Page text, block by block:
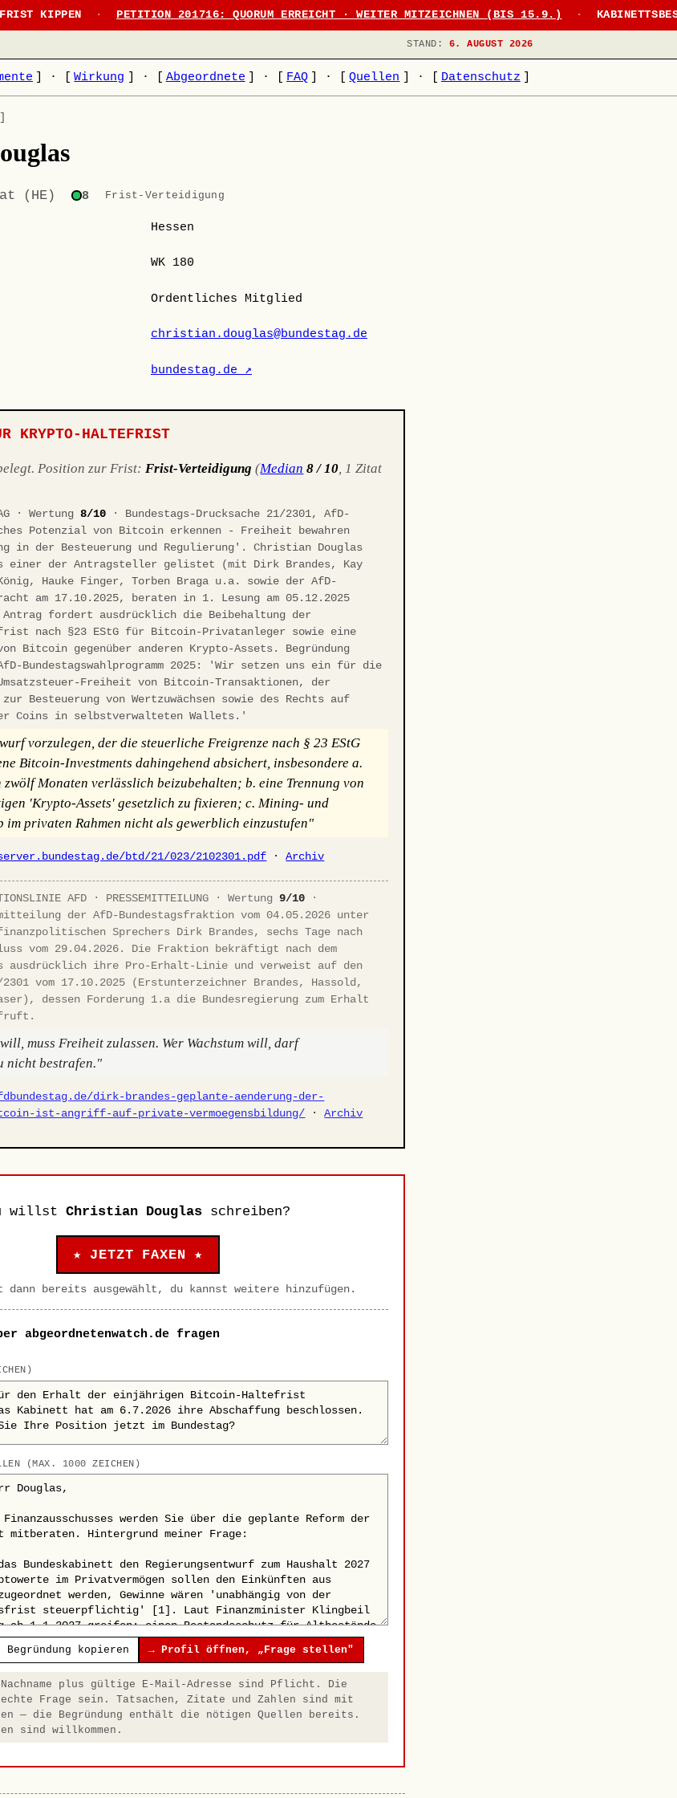
KIPPEN · PETITION 201716: QUORUM ERREICHT · WEITER MITZEICHNEN (BIS 15.9.) ·
STAND: 6. AUGUST 2026
· Wirkung · Abgeordnete · FAQ · Quellen · Datenschutz
]
(HE) 8 Frist-Verteidigung
Hessen
WK 180
Ordentliches Mitglied
christian.douglas@bundestag.de
bundestag.de ↗
KRYPTO-HALTEFRIST
Position zur Frist: Frist-Verteidigung (Median 8 / 10 , 1 Zitat
· Wertung8/10 · Bundestags-Drucksache 21/2301, AfD-
Potenzial von Bitcoin erkennen - Freiheit bewahren
in der Besteuerung und Regulierung'. Christian Douglas
einer der Antragsteller gelistet (mit Dirk Brandes, Kay
Hauke Finger, Torben Braga u.a. sowie der AfD-
am 17.10.2025, beraten in 1. Lesung am 05.12.2025
fordert ausdrücklich die Beibehaltung der
nach §23 EStG für Bitcoin-Privatanleger sowie eine
Bitcoin gegenüber anderen Krypto-Assets. Begründung
Bundestagswahlprogramm 2025: 'Wir setzen uns ein für die
Freiheit von Bitcoin-Transaktionen, der
Besteuerung von Wertzuwächsen sowie des Rechts auf
Coins in selbstverwalteten Wallets.'
vorzulegen, der die steuerliche Freigrenze nach § 23 EStG
Bitcoin-Investments dahingehend absichert, insbesondere a.
Monaten verlässlich beizubehalten; b. eine Trennung von
'Krypto-Assets' gesetzlich zu fixieren; c. Mining- und
privaten Rahmen nicht als gewerblich einzustufen"
btd/21/023/2102301.pdf ·Archiv
AFD · PRESSEMITTEILUNG · Wertung9/10 ·
der AfD-Bundestagsfraktion vom 04.05.2026 unter
Sprechers Dirk Brandes, sechs Tage nach
vom 29.04.2026. Die Fraktion bekräftigt nach dem
ausdrücklich ihre Pro-Erhalt-Linie und verweist auf den
vom 17.10.2025 (Erstunterzeichner Brandes, Hassold,
dessen Forderung 1.a die Bundesregierung zum Erhalt
muss Freiheit zulassen. Wer Wachstum will, darf
nicht bestrafen."
dirk-brandes-geplante-aenderung-der-
ist-angriff-auf-private-vermoegensbildung/ ·Archiv
willst Christian Douglas schreiben?
★ JETZT FAXEN ★
dann bereits ausgewählt, du kannst weitere hinzufügen.
abgeordnetenwatch.de fragen
(MAX. 1000 ZEICHEN)
Begründung kopieren → Profil öffnen, „Frage stellen"
plus gültige E-Mail-Adresse sind Pflicht. Die
echte Frage sein. Tatsachen, Zitate und Zahlen sind mit
— die Begründung enthält die nötigen Quellen bereits.
sind willkommen.